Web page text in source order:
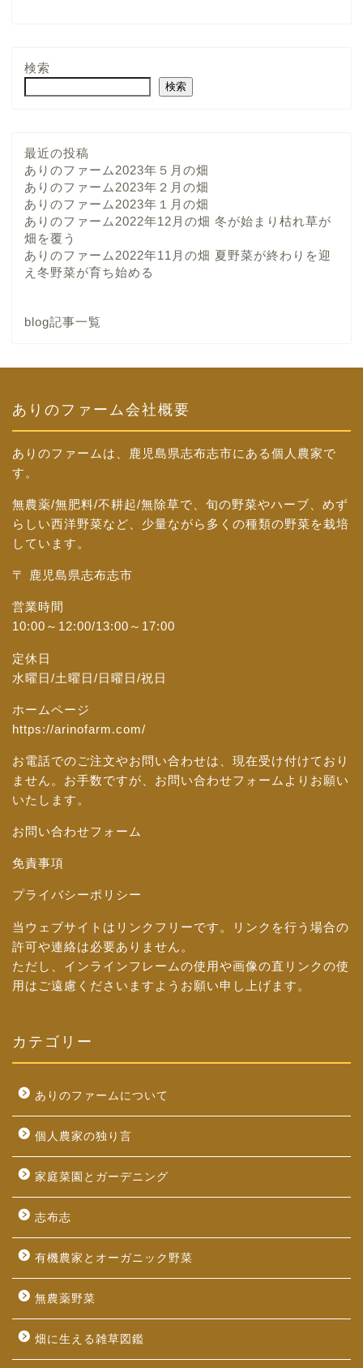
検索
検索
最近の投稿
ありのファーム2023年５月の畑
ありのファーム2023年２月の畑
ありのファーム2023年１月の畑
ありのファーム2022年12月の畑 冬が始まり枯れ草が
畑を覆う
ありのファーム2022年11月の畑 夏野菜が終わりを迎
え冬野菜が育ち始める
blog記事一覧
ありのファーム会社概要
ありのファームは、鹿児島県志布志市にある個人農家で
す。
無農薬/無肥料/不耕起/無除草で、旬の野菜やハーブ、めず
らしい西洋野菜など、少量ながら多くの種類の野菜を栽培
しています。
〒 鹿児島県志布志市
営業時間
10:00～12:00/13:00～17:00
定休日
水曜日/土曜日/日曜日/祝日
ホームページ
https://arinofarm.com/
お電話でのご注文やお問い合わせは、現在受け付けており
ません。お手数ですが、 お問い合わせフォーム よりお願い
いたします。
お問い合わせフォーム
免責事項
プライバシーポリシー
当ウェブサイトはリンクフリーです。リンクを行う場合の
許可や連絡は必要ありません。
ただし、インラインフレームの使用や画像の直リンクの使
用はご遠慮くださいますようお願い申し上げます。
カテゴリー
ありのファームについて
個人農家の独り言
家庭菜園とガーデニング
志布志
有機農家とオーガニック野菜
無農薬野菜
畑に生える雑草図鑑